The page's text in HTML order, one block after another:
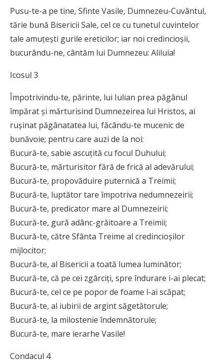
Pusu-te-a pe tine, Sfinte Vasile, Dumnezeu-Cuvântul,
tărie bună Bisericii Sale, cel ce cu tunetul cuvintelor
tale amuţeşti gurile ereticilor; iar noi credincioşii,
bucurându-ne, cântăm lui Dumnezeu: Aliluia!
Icosul 3
Împotrivindu-te, părinte, lui Iulian prea păgânul
împărat şi mărturisind Dumnezeirea lui Hristos, ai
ruşinat păgânatatea lui, făcându-te mucenic de
bunăvoie; pentru care auzi de la noi:
Bucură-te, sabie ascuţită cu focul Duhului;
Bucură-te, mărturisitor fără de frică al adevărului;
Bucură-te, propovăduire puternică a Treimii;
Bucură-te, luptător tare împotriva nedumnezeirii;
Bucură-te, predicator mare al Dumnezeirii;
Bucură-te, gură adânc-grăitoare a Treimii;
Bucură-te, către Sfânta Treime al credincioşilor
mijlocitor;
Bucură-te, al Bisericii a toată lumea luminător;
Bucură-te, că pe cei zgârciţi, spre îndurare i-ai plecat;
Bucură-te, cel ce pe popor de foame l-ai scăpat;
Bucură-te, al iubirii de argint săgetătorule;
Bucură-te, la milostenie îndemnătorule;
Bucură-te, mare ierarhe Vasile!
Condacul 4